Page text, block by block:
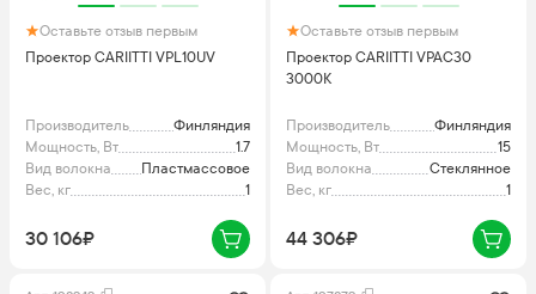
Оставьте отзыв первым
Проектор CARIITTI VPL10UV
Производитель
Финляндия
Мощность, Вт
1.7
Вид волокна
Пластмассовое
Вес, кг
1
30 106₽
Оставьте отзыв первым
Проектор CARIITTI VPAC30
3000K
Производитель
Финляндия
Мощность, Вт
15
Вид волокна
Стеклянное
Вес, кг
1
44 306₽